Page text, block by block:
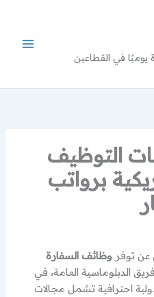
يوميًا في القطاعين
التوظيف
برواتب
عن توفروظائف السفارة
الدبلوماسية العامة، في
احترافية تشمل مجالات